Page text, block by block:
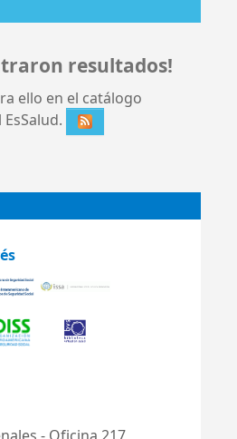
resultados!
ello en el catálogo